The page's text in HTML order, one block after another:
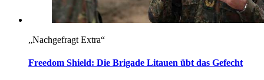
„Nachgefragt Extra“
Freedom Shield: Die Brigade Litauen übt das Gefecht